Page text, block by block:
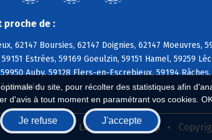
du site, pour récolter des statistiques afin
d'avis à tout moment en paramétrant vos cookies.
Je refuse J'accepte
proche de :
62147 Boursies, 62147 Doignies, 62147 Moeuvres,
Estrées, 59169 Goeulzin, 59151 Hamel, 59259
Auby, 59128 Flers-en-Escrebieux, 59194
Lewarde
Biocoop.fr Le réseau Biocoop